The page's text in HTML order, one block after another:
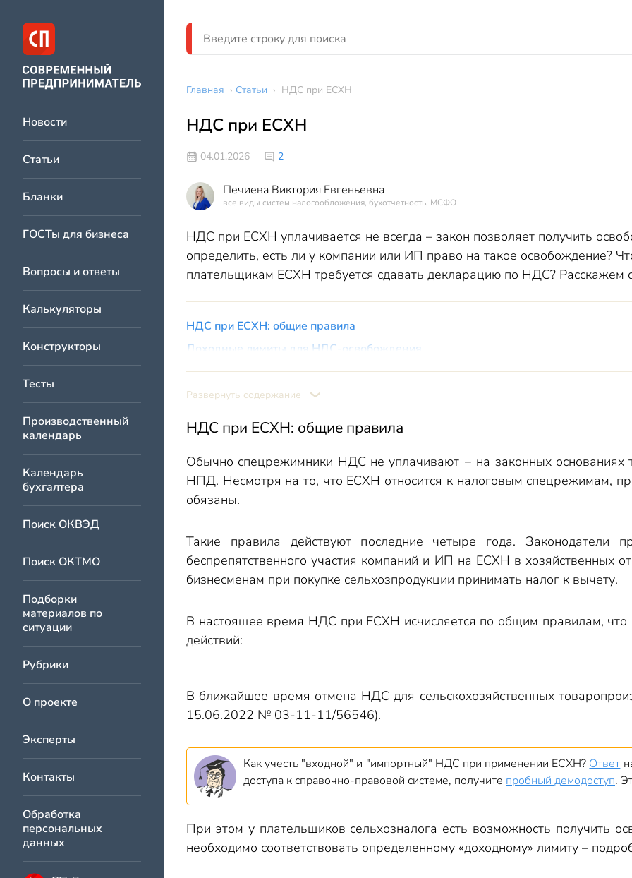
Новости
Статьи
Бланки
ГОСТы для бизнеса
Вопросы и ответы
Калькуляторы
Конструкторы
Тесты
Производственный
календарь
Календарь
бухгалтера
Поиск ОКВЭД
Поиск ОКТМО
Подборки
материалов по
ситуации
Рубрики
О проекте
Эксперты
Контакты
Обработка
персональных
данных
Главная › Статьи › НДС при ЕСХН
НДС при ЕСХН
04.01.2026 2
Печиева Виктория Евгеньевна
все виды систем налогообложения, бухотчетность, МСФО
НДС при ЕСХН уплачивается не всегда – закон позволяет получить
определить, есть ли у компании или ИП право на такое освобождение?
плательщикам ЕСХН требуется сдавать декларацию по НДС? Расскажем
НДС при ЕСХН: общие правила
Доходные лимиты для НДС-освобождения
Как не ошибиться в подсчетах
Уведомление налоговиков
Вычеты после утраты освобождения
Нужна ли декларация
Итоги
Развернуть содержание
НДС при ЕСХН: общие правила
Обычно спецрежимники НДС не уплачивают − на законных
НПД. Несмотря на то, что ЕСХН относится к налоговым спецрежимам,
обязаны.
Такие правила действуют последние четыре года. Законодатели
беспрепятственного участия компаний и ИП на ЕСХН в хозяйственных
бизнесменам при покупке сельхозпродукции принимать налог к вычету.
В настоящее время НДС при ЕСХН исчисляется по общим правилам, что
действий:
В ближайшее время отмена НДС для сельскохозяйственных
15.06.2022 № 03-11-11/56546).
Как учесть "входной" и "импортный" НДС при применении ЕСХН? Ответ
доступа к справочно-правовой системе, получите пробный демодоступ.
При этом у плательщиков сельхозналога есть возможность получить
необходимо соответствовать определенному «доходному» лимиту –